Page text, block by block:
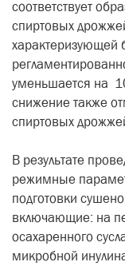
соответствует
спиртовых
характеризующей
уменьшается на
снижение также
спиртовых
В результате
режимные
подготовки
включающие: на
осахаренного
микробной